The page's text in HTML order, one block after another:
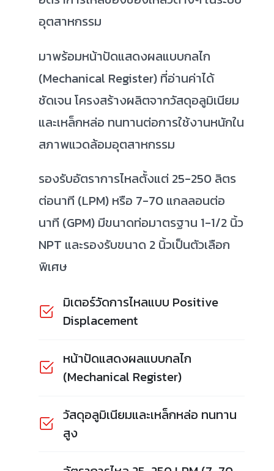
อุตสาหกรรม
มาพร้อมหน้าปัดแสดงผลแบบกลไก
(Mechanical Register) ที่อ่านค่าได้
ชัดเจน โครงสร้างผลิตจากวัสดุอลูมิเนียม
และเหล็กหล่อ ทนทานต่อการใช้งานหนักใน
สภาพแวดล้อมอุตสาหกรรม
รองรับอัตราการไหลตั้งแต่ 25-250 ลิตร
ต่อนาที (LPM) หรือ 7-70 แกลลอนต่อ
นาที (GPM) มีขนาดท่อมาตรฐาน 1-1/2 นิ้ว
NPT และรองรับขนาด 2 นิ้วเป็นตัวเลือก
พิเศษ
มิเตอร์วัดการไหลแบบ Positive
Displacement
หน้าปัดแสดงผลแบบกลไก
(Mechanical Register)
วัสดุอลูมิเนียมและเหล็กหล่อ ทนทาน
สูง